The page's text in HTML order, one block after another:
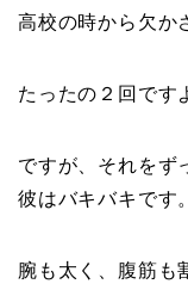
高校の時から欠か
たったの２回です
ですが、それをず
彼はバキバキです。
腕も太く、腹筋も